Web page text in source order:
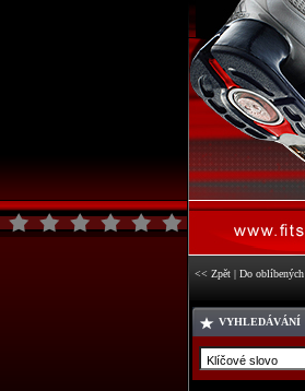
<< Zpět | Do oblíbených
VYHLEDÁVÁNÍ